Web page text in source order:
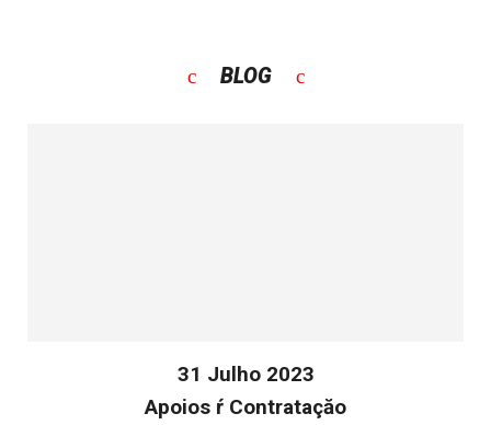
BLOG
31 Julho 2023
Apoios ŕ Contrataçăo